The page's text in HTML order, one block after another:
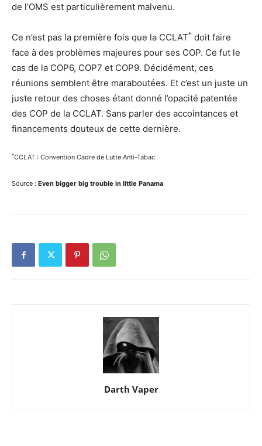
de l’OMS est particulièrement malvenu.
Ce n’est pas la première fois que la CCLAT* doit faire
face à des problèmes majeures pour ses COP. Ce fut le
cas de la COP6, COP7 et COP9. Décidément, ces
réunions semblent être maraboutées. Et c’est un juste un
juste retour des choses étant donné l’opacité patentée
des COP de la CCLAT. Sans parler des accointances et
financements douteux de cette dernière.
*CCLAT : Convention Cadre de Lutte Anti-Tabac
Source : Even bigger big trouble in little Panama
Darth Vaper